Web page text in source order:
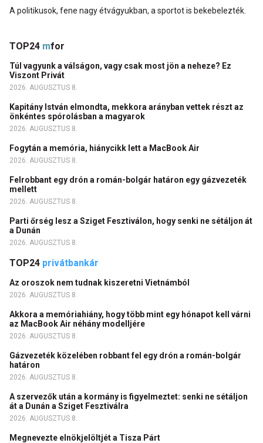
A politikusok, fene nagy étvágyukban, a sportot is bekebelezték.
TOP24 mfor
Túl vagyunk a válságon, vagy csak most jön a neheze? Ez
Viszont Privát
2026. AUGUSZTUS 8.
Kapitány István elmondta, mekkora arányban vettek részt az
önkéntes spórolásban a magyarok
2026. AUGUSZTUS 8.
Fogytán a memória, hiánycikk lett a MacBook Air
2026. AUGUSZTUS 8.
Felrobbant egy drón a román-bolgár határon egy gázvezeték
mellett
2026. AUGUSZTUS 8.
Parti őrség lesz a Sziget Fesztiválon, hogy senki ne sétáljon át
a Dunán
2026. AUGUSZTUS 8.
TOP24 privátbankár
Az oroszok nem tudnak kiszeretni Vietnámból
2026. AUGUSZTUS 8.
Akkora a memóriahiány, hogy több mint egy hónapot kell várni
az MacBook Air néhány modelljére
2026. AUGUSZTUS 8.
Gázvezeték közelében robbant fel egy drón a román-bolgár
határon
2026. AUGUSZTUS 8.
A szervezők után a kormány is figyelmeztet: senki ne sétáljon
át a Dunán a Sziget Fesztiválra
2026. AUGUSZTUS 8.
Megnevezte elnökjelöltjét a Tisza Párt